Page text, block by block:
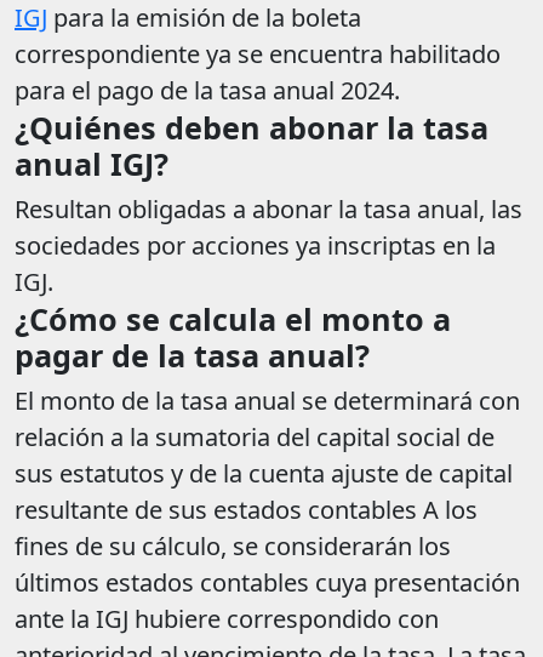
IGJ para la emisión de la boleta
correspondiente ya se encuentra habilitado
para el pago de la tasa anual 2024.
¿Quiénes deben abonar la tasa
anual IGJ?
Resultan obligadas a abonar la tasa anual, las
sociedades por acciones ya inscriptas en la
IGJ.
¿Cómo se calcula el monto a
pagar de la tasa anual?
El monto de la tasa anual se determinará con
relación a la sumatoria del capital social de
sus estatutos y de la cuenta ajuste de capital
resultante de sus estados contables A los
fines de su cálculo, se considerarán los
últimos estados contables cuya presentación
ante la IGJ hubiere correspondido con